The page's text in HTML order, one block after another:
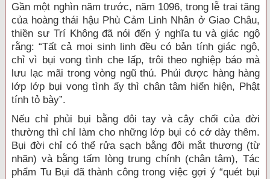
Gần một nghìn năm trước, năm 1096, trong lễ trai tăng
của hoàng thái hậu Phù Cảm Linh Nhân ở Giao Châu,
thiền sư Trí Không đã nói đến ý nghĩa tu và giác ngộ
rằng: “Tất cả mọi sinh linh đều có bản tính giác ngộ,
chỉ vì bụi vong tình che lấp, trôi theo nghiệp báo mà
lưu lạc mãi trong vòng ngũ thú. Phủi được hàng hàng
lớp lớp bụi vong tình ấy thì chân tâm hiển hiện, Phật
tính tỏ bày”.
Nếu chỉ phủi bụi bằng đôi tay và cây chổi của đời
thường thì chỉ làm cho những lớp bụi có cớ dày thêm.
Bụi đời chỉ có thể rửa sạch bằng đôi mắt thương (từ
nhãn) và bằng tấm lòng trung chính (chân tâm), Tác
phẩm Tu Bụi đã thành công trong việc gợi ý “quét bụi